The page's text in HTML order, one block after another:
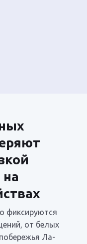
на
фиксируются
от белых
Ла-